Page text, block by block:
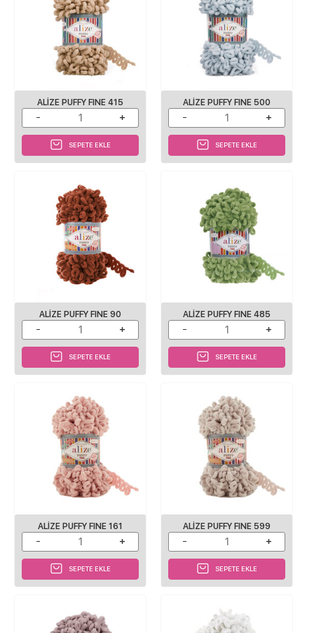
ALIZE PUFFY FINE 415
SEPETE EKLE
ALIZE PUFFY FINE 500
SEPETE EKLE
ALIZE PUFFY FINE 90
SEPETE EKLE
ALIZE PUFFY FINE 485
SEPETE EKLE
ALIZE PUFFY FINE 161
SEPETE EKLE
ALIZE PUFFY FINE 599
SEPETE EKLE